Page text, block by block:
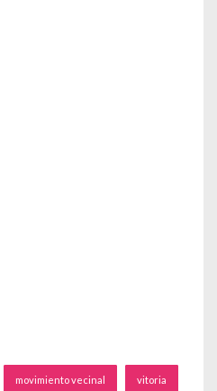
movimiento vecinal vitoria